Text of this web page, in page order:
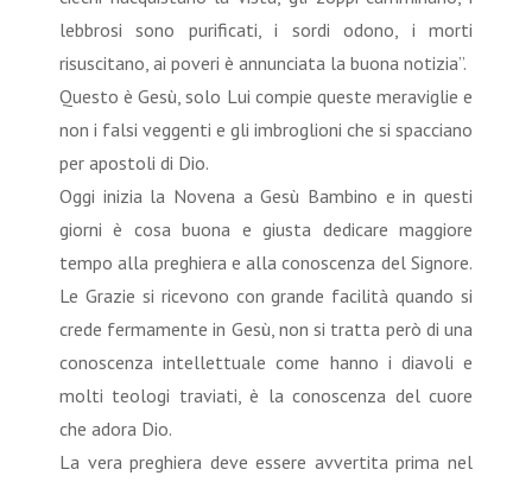
lebbrosi sono purificati, i sordi odono, i morti
risuscitano, ai poveri è annunciata la buona notizia”.
Questo è Gesù, solo Lui compie queste meraviglie e
non i falsi veggenti e gli imbroglioni che si spacciano
per apostoli di Dio.
Oggi inizia la Novena a Gesù Bambino e in questi
giorni è cosa buona e giusta dedicare maggiore
tempo alla preghiera e alla conoscenza del Signore.
Le Grazie si ricevono con grande facilità quando si
crede fermamente in Gesù, non si tratta però di una
conoscenza intellettuale come hanno i diavoli e
molti teologi traviati, è la conoscenza del cuore
che adora Dio.
La vera preghiera deve essere avvertita prima nel